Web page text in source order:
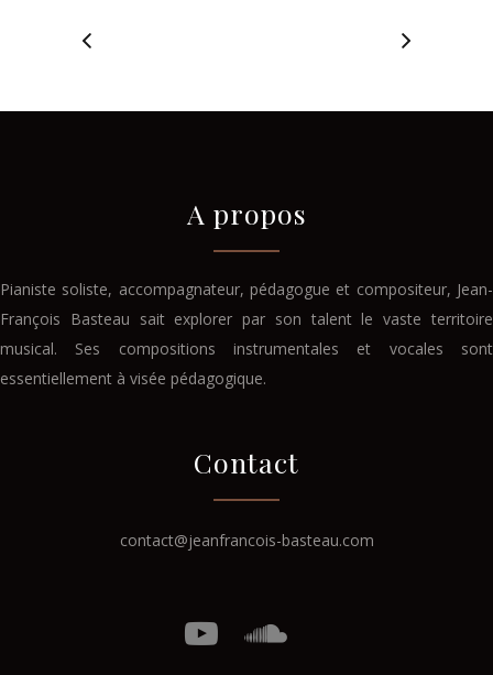
A propos
Pianiste soliste, accompagnateur, pédagogue et compositeur, Jean-
François Basteau sait explorer par son talent le vaste territoire
musical. Ses compositions instrumentales et vocales sont
essentiellement à visée pédagogique.
Contact
contact@jeanfrancois-basteau.com